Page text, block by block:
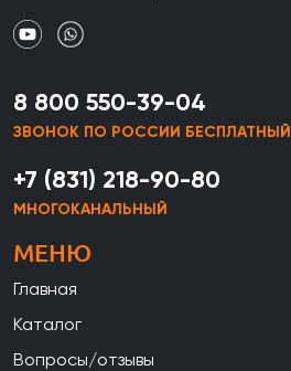
8 800 550-39-04
ЗВОНОК ПО РОССИИ БЕСПЛАТНЫЙ
+7 (831) 218-90-80
МНОГОКАНАЛЬНЫЙ
МЕНЮ
Главная
Каталог
Вопросы/отзывы